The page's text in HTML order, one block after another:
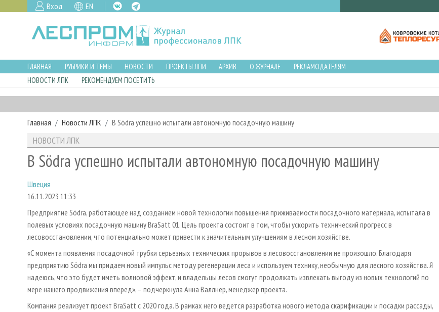
Вход EN
ГЛАВНАЯ РУБРИКИ И ТЕМЫ НОВОСТИ ПРОЕКТЫ ЛПИ АРХИВ О ЖУРНАЛЕ
РЕКЛАМОДАТЕЛЯМ
НОВОСТИ ЛПК
РЕКОМЕНДУЕМ ПОСЕТИТЬ
Главная Новости ЛПК В Södra успешно испытали автономную посадочную машину
НОВОСТИ ЛПК
В Södra успешно испытали автономную посадочную машину
Швеция
16.11.2023 11:33
Предприятие Södra, работающее над созданием новой технологии повышения приживаемости посадочного материала, испытала в
полевых условиях посадочную машину BraSatt 01. Цель проекта состоит в том, чтобы ускорить технический прогресс в
лесовосстановлении, что потенциально может привести к значительным улучшениям в лесном хозяйстве.
«С момента появления посадочной трубки серьезных технических прорывов в лесовосстановлении не произошло. Благодаря
предприятию Södra мы придаем новый импульс методу регенерации леса и используем технику, необычную для лесного хозяйства. Я
надеюсь, что это будет иметь волновой эффект, и владельцы лесов смогут продолжать извлекать выгоду из новых технологий по
мере нашего продвижения вперед», – подчеркнула Анна Валлнер, менеджер проекта.
Компания реализует проект BraSatt с 2020 года. В рамках него ведется разработка нового метода скарификации и посадки рассады,